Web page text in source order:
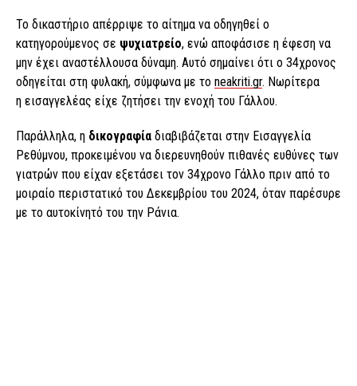
Το δικαστήριο απέρριψε το αίτημα να οδηγηθεί ο
κατηγορούμενος σε ψυχιατρείο, ενώ αποφάσισε η έφεση να
μην έχει αναστέλλουσα δύναμη. Αυτό σημαίνει ότι ο 34χρονος
οδηγείται στη φυλακή, σύμφωνα με το neakriti.gr. Νωρίτερα
η εισαγγελέας είχε ζητήσει την ενοχή του Γάλλου.
Παράλληλα, η δικογραφία διαβιβάζεται στην Εισαγγελία
Ρεθύμνου, προκειμένου να διερευνηθούν πιθανές ευθύνες των
γιατρών που είχαν εξετάσει τον 34χρονο Γάλλο πριν από το
μοιραίο περιστατικό του Δεκεμβρίου του 2024, όταν παρέσυρε
με το αυτοκίνητό του την Ράνια.